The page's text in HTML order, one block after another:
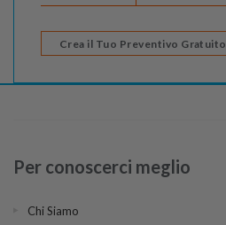
Crea il Tuo Preventivo Gratuito
Per conoscerci meglio
Chi Siamo